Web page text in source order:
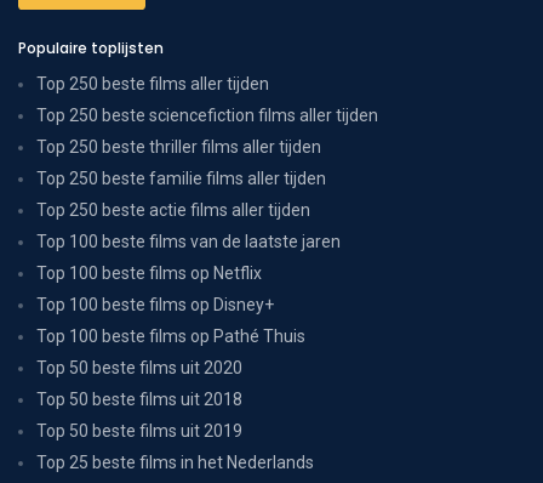
Populaire toplijsten
Top 250 beste films aller tijden
Top 250 beste sciencefiction films aller tijden
Top 250 beste thriller films aller tijden
Top 250 beste familie films aller tijden
Top 250 beste actie films aller tijden
Top 100 beste films van de laatste jaren
Top 100 beste films op Netflix
Top 100 beste films op Disney+
Top 100 beste films op Pathé Thuis
Top 50 beste films uit 2020
Top 50 beste films uit 2018
Top 50 beste films uit 2019
Top 25 beste films in het Nederlands